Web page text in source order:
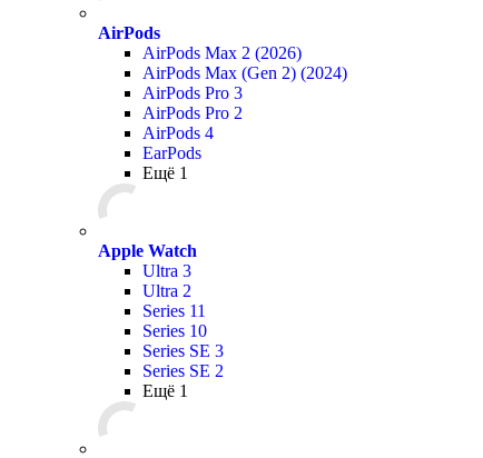
AirPods
AirPods Max 2 (2026)
AirPods Max (Gen 2) (2024)
AirPods Pro 3
AirPods Pro 2
AirPods 4
EarPods
Ещё 1
Apple Watch
Ultra 3
Ultra 2
Series 11
Series 10
Series SE 3
Series SE 2
Ещё 1